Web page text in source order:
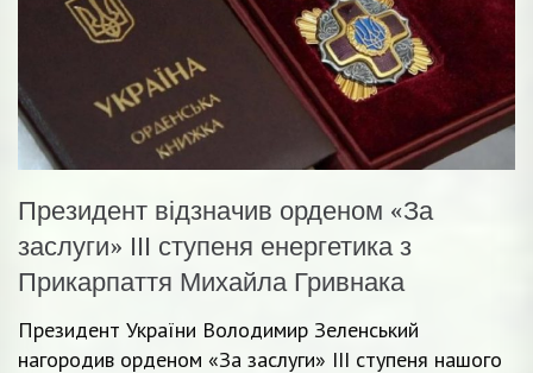
Президент відзначив орденом «За
заслуги» ІІІ ступеня енергетика з
Прикарпаття Михайла Гривнака
Президент України Володимир Зеленський
нагородив орденом «За заслуги» ІІІ ступеня нашого